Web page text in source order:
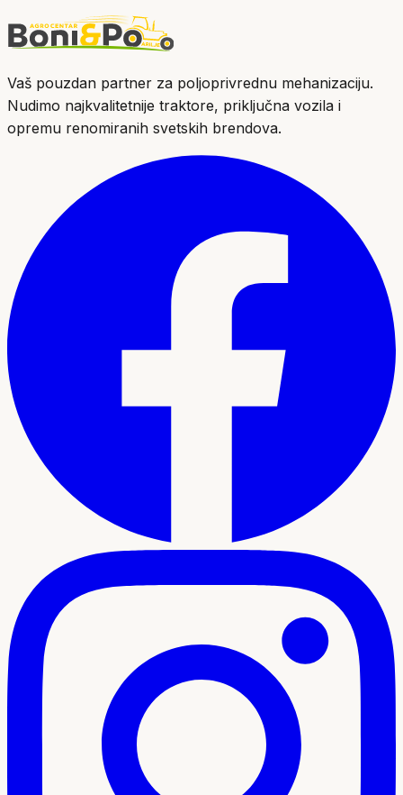
Vaš pouzdan partner za poljoprivrednu mehanizaciju.
Nudimo najkvalitetnije traktore, priključna vozila i
opremu renomiranih svetskih brendova.